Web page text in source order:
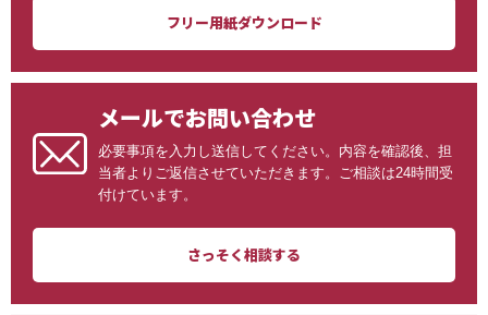
フリー用紙ダウンロード
メールでお問い合わせ
必要事項を入力し送信してください。内容を確認後、担
当者よりご返信させていただきます。ご相談は24時間受
付けています。
さっそく相談する